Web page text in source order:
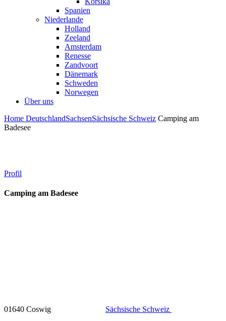
Spanien
Niederlande
Holland
Zeeland
Amsterdam
Renesse
Zandvoort
Dänemark
Schweden
Norwegen
Über uns
Home DeutschlandSachsenSächsische Schweiz Camping am
Badesee
Profil
Camping am Badesee
01640 Coswig Sächsische Schweiz